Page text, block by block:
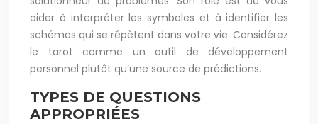
aider à interpréter les symboles et à identifier les
schémas qui se répètent dans votre vie. Considérez
le tarot comme un outil de développement
personnel plutôt qu’une source de prédictions.
TYPES DE QUESTIONS
APPROPRIÉES